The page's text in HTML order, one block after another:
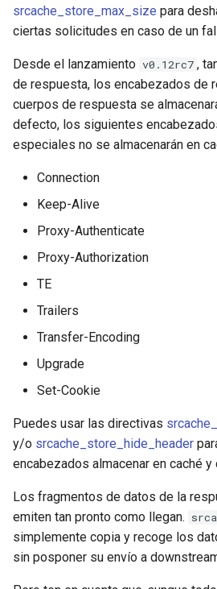
srcache_store_max_size para
ciertas solicitudes en caso de un
Desde el lanzamiento v0.12rc7 ,
de respuesta, los encabezados de
cuerpos de respuesta se
defecto, los siguientes
especiales no se almacenarán en
Connection
Keep-Alive
Proxy-Authenticate
Proxy-Authorization
TE
Trailers
Transfer-Encoding
Upgrade
Set-Cookie
Puedes usar las directivas
y/o srcache_store_hide_header
encabezados almacenar en caché y
Los fragmentos de datos de la
emiten tan pronto como llegan.
simplemente copia y recoge los
sin posponer su envío a